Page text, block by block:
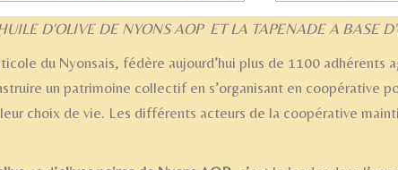
D'OLIVE DE NYONS AOP ET LA TAPENADE A BASE
du Nyonsais, fédère aujourd’hui plus de 1100 adhérents
un patrimoine collectif en s’organisant en coopérative
choix de vie. Les différents acteurs de la coopérative